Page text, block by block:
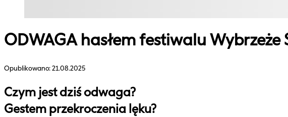
ODWAGA hasłem festiwalu Wybrzeże
Opublikowano:21.08.2025
Czym jest dziś odwaga?
Gestem przekroczenia lęku?